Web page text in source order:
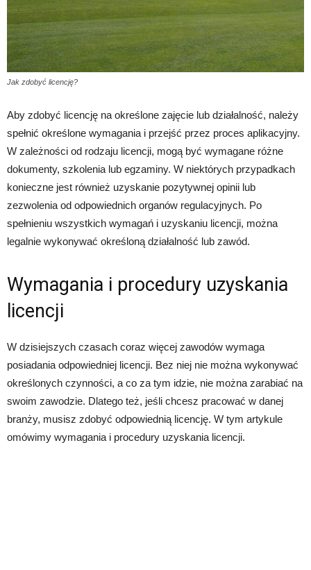
Jak zdobyć licencję?
Aby zdobyć licencję na określone zajęcie lub działalność, należy
spełnić określone wymagania i przejść przez proces aplikacyjny.
W zależności od rodzaju licencji, mogą być wymagane różne
dokumenty, szkolenia lub egzaminy. W niektórych przypadkach
konieczne jest również uzyskanie pozytywnej opinii lub
zezwolenia od odpowiednich organów regulacyjnych. Po
spełnieniu wszystkich wymagań i uzyskaniu licencji, można
legalnie wykonywać określoną działalność lub zawód.
Wymagania i procedury uzyskania
licencji
W dzisiejszych czasach coraz więcej zawodów wymaga
posiadania odpowiedniej licencji. Bez niej nie można wykonywać
określonych czynności, a co za tym idzie, nie można zarabiać na
swoim zawodzie. Dlatego też, jeśli chcesz pracować w danej
branży, musisz zdobyć odpowiednią licencję. W tym artykule
omówimy wymagania i procedury uzyskania licencji.